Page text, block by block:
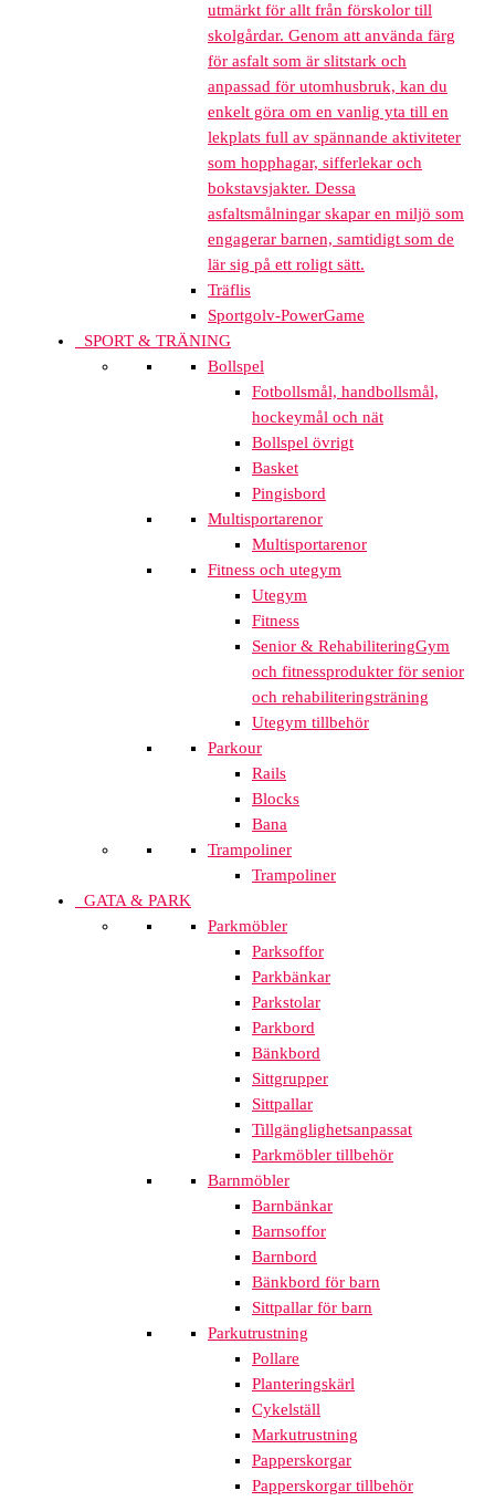
utmärkt för allt från förskolor till
skolgårdar. Genom att använda färg
för asfalt som är slitstark och
anpassad för utomhusbruk, kan du
enkelt göra om en vanlig yta till en
lekplats full av spännande aktiviteter
som hopphagar, sifferlekar och
bokstavsjakter. Dessa
asfaltsmålningar skapar en miljö som
engagerar barnen, samtidigt som de
lär sig på ett roligt sätt.
Träflis
Sportgolv-PowerGame
SPORT & TRÄNING
Bollspel
Fotbollsmål, handbollsmål,
hockeymål och nät
Bollspel övrigt
Basket
Pingisbord
Multisportarenor
Multisportarenor
Fitness och utegym
Utegym
Fitness
Senior & RehabiliteringGym
och fitnessprodukter för senior
och rehabiliteringsträning
Utegym tillbehör
Parkour
Rails
Blocks
Bana
Trampoliner
Trampoliner
GATA & PARK
Parkmöbler
Parksoffor
Parkbänkar
Parkstolar
Parkbord
Bänkbord
Sittgrupper
Sittpallar
Tillgänglighetsanpassat
Parkmöbler tillbehör
Barnmöbler
Barnbänkar
Barnsoffor
Barnbord
Bänkbord för barn
Sittpallar för barn
Parkutrustning
Pollare
Planteringskärl
Cykelställ
Markutrustning
Papperskorgar
Papperskorgar tillbehör